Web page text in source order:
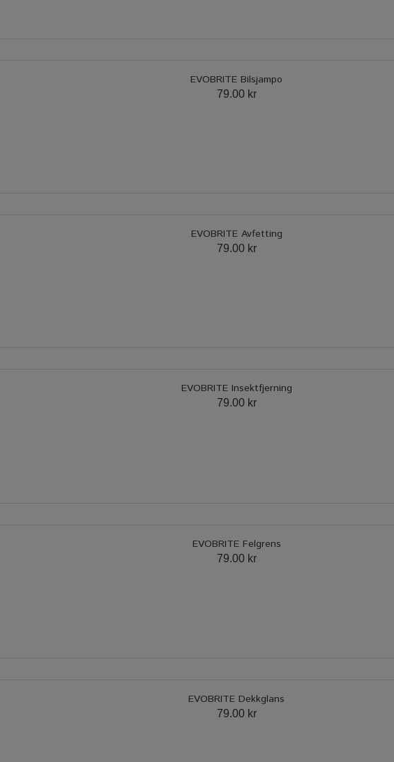
EVOBRITE Bilsjampo
79.00 kr
EVOBRITE Avfetting
79.00 kr
EVOBRITE Insektfjerning
79.00 kr
EVOBRITE Felgrens
79.00 kr
EVOBRITE Dekkglans
79.00 kr